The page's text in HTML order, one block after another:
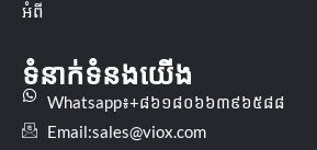
អំពី
ទំនាក់ទំនងយើង
Whatsapp៖+៨៦១៨០៦៦៣៩៦៥៨៨
Email:sales@viox.com